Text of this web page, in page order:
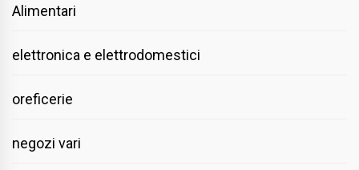
Alimentari
elettronica e elettrodomestici
oreficerie
negozi vari